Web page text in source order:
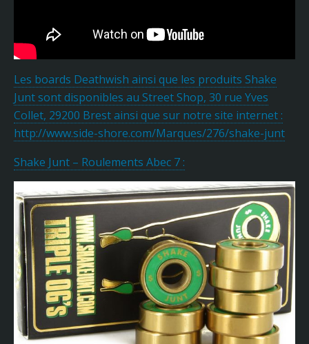
Les boards Deathwish ainsi que les produits Shake
Junt sont disponibles au Street Shop, 30 rue Yves
Collet, 29200 Brest ainsi que sur notre site internet :
http://www.side-shore.com/Marques/276/shake-junt
Shake Junt – Roulements Abec 7 :